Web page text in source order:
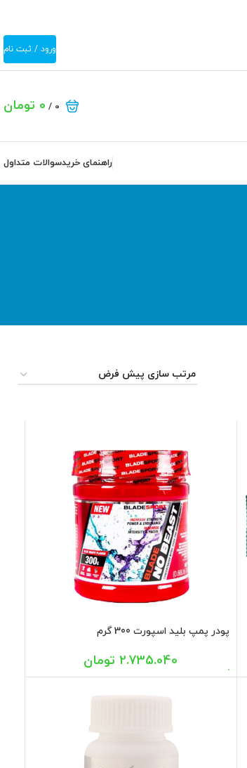
ورود / ثبت نام
0
/
0 تومان
راهنمای خریدسوالات متداول
پودر پمپ بلید اسپورت 300 گرم
2.735.040 تومان